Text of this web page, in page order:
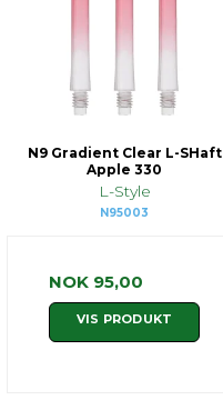
N9 Gradient Clear L-SHaft
Apple 330
L-Style
N95003
NOK 95,00
VIS PRODUKT